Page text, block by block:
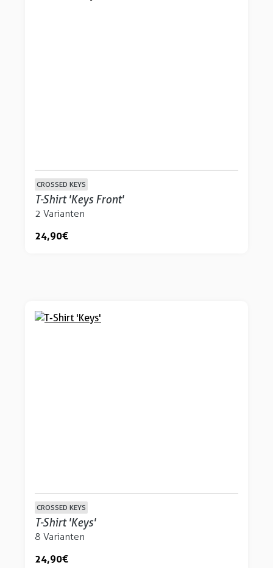
CROSSED KEYS
T-Shirt 'Keys Front'
2 Varianten
24,90 €
CROSSED KEYS
T-Shirt 'Keys'
8 Varianten
24,90 €